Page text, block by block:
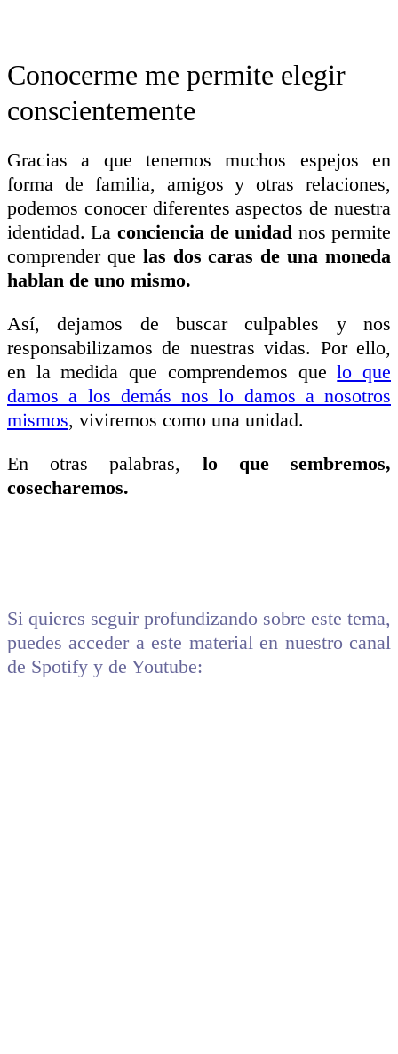
Conocerme me permite elegir
conscientemente
Gracias a que tenemos muchos espejos en
forma de familia, amigos y otras relaciones,
podemos conocer diferentes aspectos de nuestra
identidad. La conciencia de unidad nos permite
comprender que las dos caras de una moneda
hablan de uno mismo.
Así, dejamos de buscar culpables y nos
responsabilizamos de nuestras vidas. Por ello,
en la medida que comprendemos quelo que
damos a los demás nos lo damos a nosotros
mismos, viviremos como una unidad.
En otras palabras, lo que sembremos,
cosecharemos.
Si quieres seguir profundizando sobre este tema,
puedes acceder a este material en nuestro canal
de Spotify y de Youtube: